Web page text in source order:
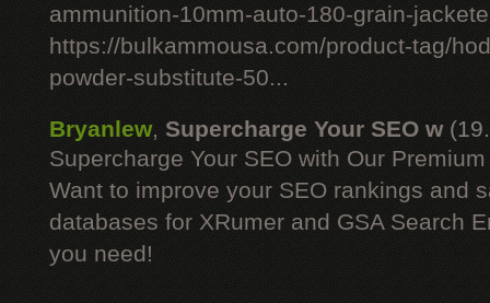
ammunition-10mm-auto-180-grain-
https://bulkammousa.com/product-tag/
powder-substitute-50...
Bryanlew, Supercharge Your SEO w
Supercharge Your SEO with Our
Want to improve your SEO rankings and
databases for XRumer and GSA Search
you need!